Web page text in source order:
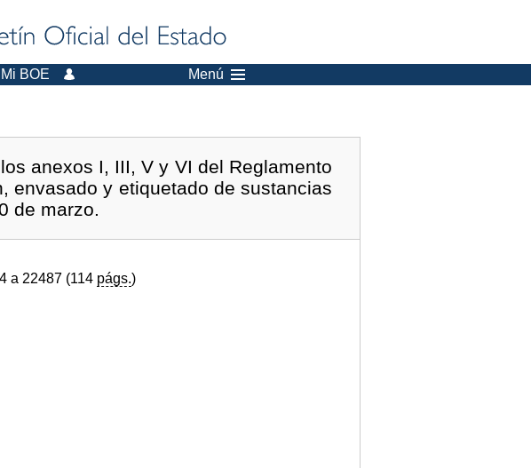
Mi BOE Menú
anexos I, III, V y VI del Reglamento
envasado y etiquetado de sustancias
de marzo.
a 22487 (114 págs.)